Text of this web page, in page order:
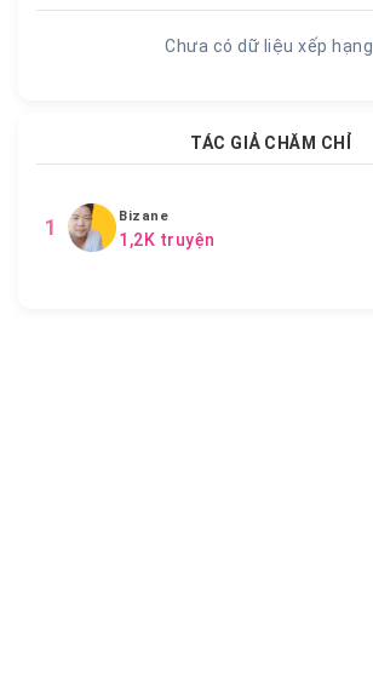
Chưa có dữ liệu xếp hạng.
TÁC GIẢ CHĂM CHỈ
1 Bizane
1,2K truyện